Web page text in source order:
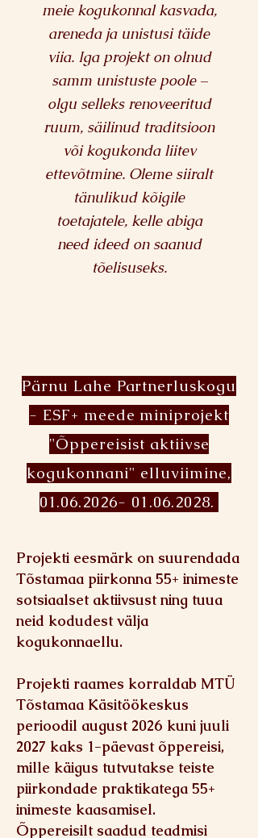
meie kogukonnal kasvada,
areneda ja unistusi täide
viia. Iga projekt on olnud
samm unistuste poole –
olgu selleks renoveeritud
ruum, säilinud traditsioon
või kogukonda liitev
ettevõtmine. Oleme siiralt
tänulikud kõigile
toetajatele, kelle abiga
need ideed on saanud
tõelisuseks.
Pärnu Lahe Partnerluskogu
- ESF+ meede miniprojekt
"Õppereisist aktiivse
kogukonnani" elluviimine,
01.06.2026- 01.06.2028.
Projekti eesmärk on suurendada
Tõstamaa piirkonna 55+ inimeste
sotsiaalset aktiivsust ning tuua
neid kodudest välja
kogukonnaellu.
Projekti raames korraldab MTÜ
Tõstamaa Käsitöökeskus
perioodil august 2026 kuni juuli
2027 kaks 1-päevast õppereisi,
mille käigus tutvutakse teiste
piirkondade praktikatega 55+
inimeste kaasamisel.
Õppereisilt saadud teadmisi